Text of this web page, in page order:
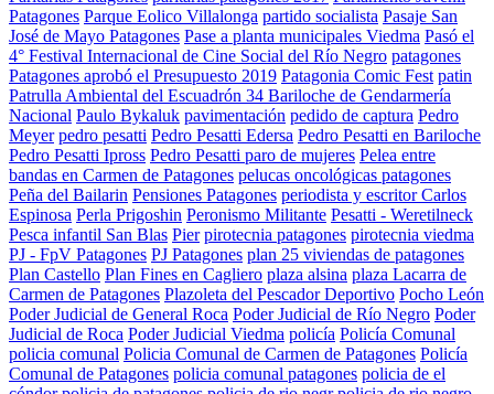
Patagones Parque Eolico Villalonga partido socialista Pasaje San
José de Mayo Patagones Pase a planta municipales Viedma Pasó el
4° Festival Internacional de Cine Social del Río Negro patagones
Patagones aprobó el Presupuesto 2019 Patagonia Comic Fest patin
Patrulla Ambiental del Escuadrón 34 Bariloche de Gendarmería
Nacional Paulo Bykaluk pavimentación pedido de captura Pedro
Meyer pedro pesatti Pedro Pesatti Edersa Pedro Pesatti en Bariloche
Pedro Pesatti Ipross Pedro Pesatti paro de mujeres Pelea entre
bandas en Carmen de Patagones pelucas oncológicas patagones
Peña del Bailarin Pensiones Patagones periodista y escritor Carlos
Espinosa Perla Prigoshin Peronismo Militante Pesatti - Weretilneck
Pesca infantil San Blas Pier pirotecnia patagones pirotecnia viedma
PJ - FpV Patagones PJ Patagones plan 25 viviendas de patagones
Plan Castello Plan Fines en Cagliero plaza alsina plaza Lacarra de
Carmen de Patagones Plazoleta del Pescador Deportivo Pocho León
Poder Judicial de General Roca Poder Judicial de Río Negro Poder
Judicial de Roca Poder Judicial Viedma policía Policía Comunal
policia comunal Policia Comunal de Carmen de Patagones Policía
Comunal de Patagones policia comunal patagones policia de el